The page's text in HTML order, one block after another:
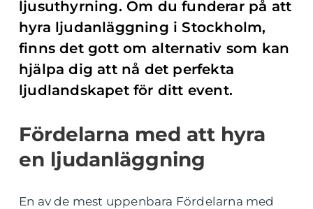
ljusuthyrning. Om du funderar på att
hyra ljudanläggning i Stockholm,
finns det gott om alternativ som kan
hjälpa dig att nå det perfekta
ljudlandskapet för ditt event.
Fördelarna med att hyra
en ljudanläggning
En av de mest uppenbara Fördelarna med